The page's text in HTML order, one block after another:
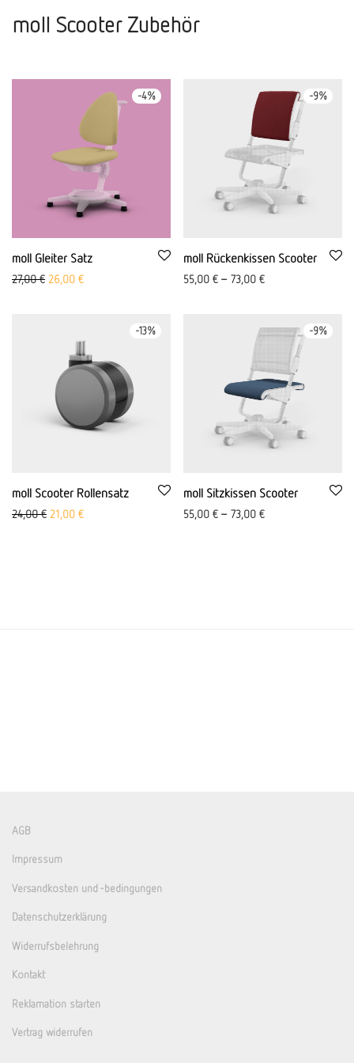
moll Scooter Zubehör
-4%
moll Gleiter Satz
27,00€ Ursprünglicher Preis war: 27,00 €
26,00 €Aktueller Preis ist: 26,00 €.
-9%
moll Rückenkissen Scooter
55,00 € – 73,00 €
-13%
moll Scooter Rollensatz
24,00€ Ursprünglicher Preis war: 24,00 €
21,00 €Aktueller Preis ist: 21,00 €.
-9%
moll Sitzkissen Scooter
55,00 € – 73,00 €
AGB
Impressum
Versandkosten und -bedingungen
Datenschutzerklärung
Widerrufsbelehrung
Kontakt
Reklamation starten
Vertrag widerrufen